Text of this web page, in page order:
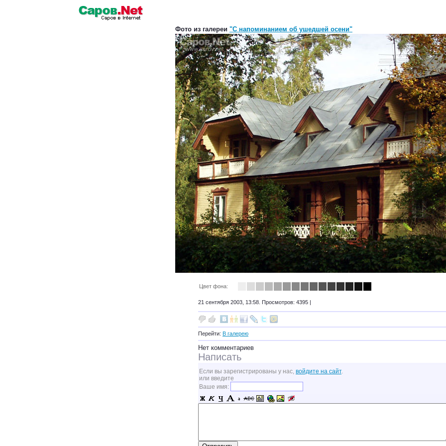
Фото из галереи "С напоминанием об ушедшей осени"
Цвет фона:
21 сентября 2003, 13:58. Просмотров: 4395 |
Перейти: В галерею
Нет комментариев
Написать
Если вы зарегистрированы у нас, войдите на сайт.
или введите
Ваше имя: